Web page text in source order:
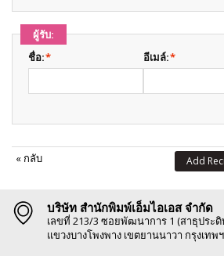
ผู้รับ:
*
ชื่อ: *
อีเมล์:
« กลับ Add
บริษัท สำนักพิมพ์เอ็มไอเอส จำกัด
เลขที่ 213/3 ซอยพัฒนาการ 1 (สาธุประดิ
แขวงบางโพงพาง เขตยานนาวา กรุงเทพ